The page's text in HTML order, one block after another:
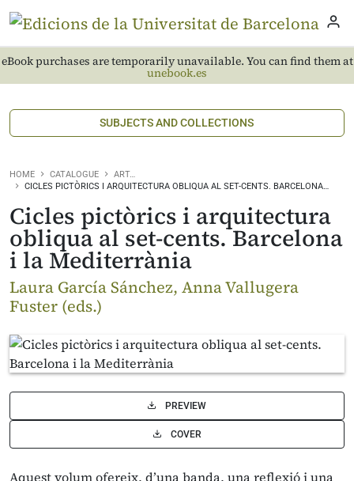
eBook purchases are temporarily unavailable. You can find them at
unebook.es
SUBJECTS AND COLLECTIONS
HOME CATALOGUE
ART…
CICLES PICTÒRICS I ARQUITECTURA OBLIQUA AL SET-CENTS. BARCELONA…
Cicles pictòrics i arquitectura
obliqua al set-cents. Barcelona
i la Mediterrània
Laura García Sánchez, Anna Vallugera
Fuster (eds.)
PREVIEW
COVER
Aquest volum ofereix, d’una banda, una reflexió i una